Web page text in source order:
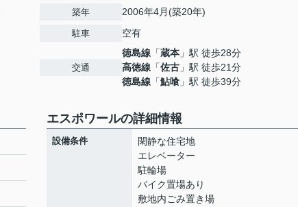
築年 2006年4月(築20年)
駐車 空有
交通
徳島線 「蔵本 」駅 徒歩28分
高徳線 「佐古 」駅 徒歩21分
徳島線 「鮎喰 」駅 徒歩39分
エスポワールの詳細情報
設備条件
閑静な住宅地
エレベーター
駐輪場
バイク置場あり
敷地内ごみ置き場